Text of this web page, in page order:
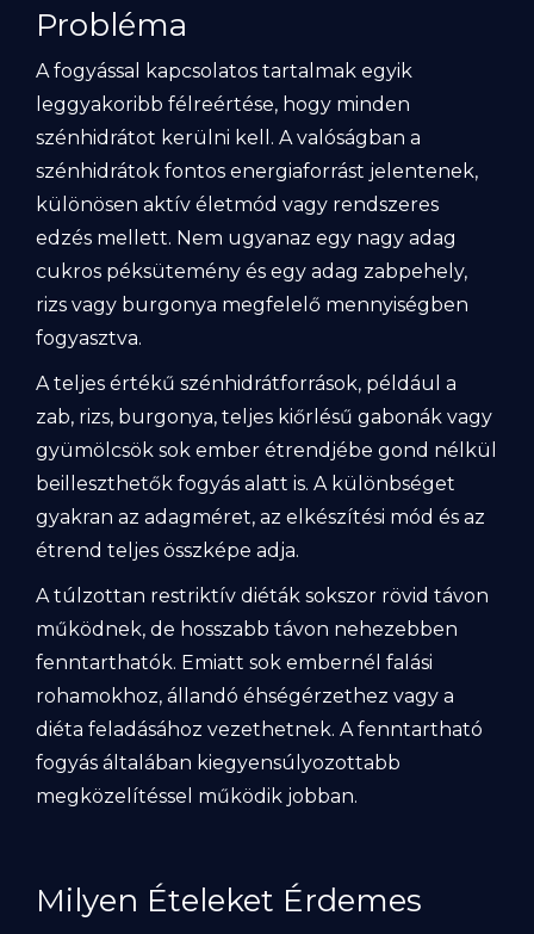
Probléma
A fogyással kapcsolatos tartalmak egyik
leggyakoribb félreértése, hogy minden
szénhidrátot kerülni kell. A valóságban a
szénhidrátok fontos energiaforrást jelentenek,
különösen aktív életmód vagy rendszeres
edzés mellett. Nem ugyanaz egy nagy adag
cukros péksütemény és egy adag zabpehely,
rizs vagy burgonya megfelelő mennyiségben
fogyasztva.
A teljes értékű szénhidrátforrások, például a
zab, rizs, burgonya, teljes kiőrlésű gabonák vagy
gyümölcsök sok ember étrendjébe gond nélkül
beilleszthetők fogyás alatt is. A különbséget
gyakran az adagméret, az elkészítési mód és az
étrend teljes összképe adja.
A túlzottan restriktív diéták sokszor rövid távon
működnek, de hosszabb távon nehezebben
fenntarthatók. Emiatt sok embernél falási
rohamokhoz, állandó éhségérzethez vagy a
diéta feladásához vezethetnek. A fenntartható
fogyás általában kiegyensúlyozottabb
megközelítéssel működik jobban.
Milyen Ételeket Érdemes